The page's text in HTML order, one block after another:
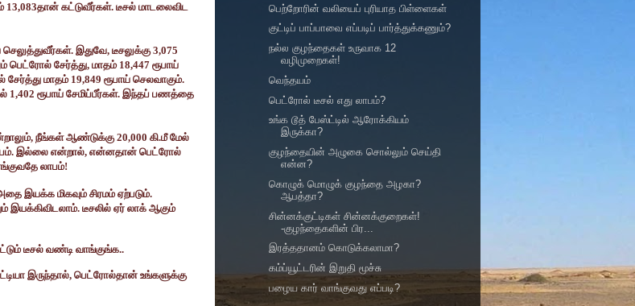
13,083தான் கட்டுவீர்கள். டீசல் மாடலைவிட
செலுத்துவீர்கள். இதுவே, டீசலுக்கு3,075
பெட்ரோல் சேர்த்து, மாதம் 18,447 ரூபாய்
மாதம்19,849 ரூபாய் செலவாகும்.
1,402 ரூபாய் சேமிப்பீர்கள். இந்தப் பணத்தை
, நீங்கள் ஆண்டுக்கு20,000 கி.மீ மேல்
இல்லை என்றால், என்னதான் பெட்ரோல்
லாபம்!
இயக்க மிகவும் சிரமம் ஏற்படும்.
டீசலில் ஏர் லாக் ஆகும்
டீசல் வண்டி வாங்குங்க..
இருந்தால், பெட்ரோல்தான் உங்களுக்கு
பெற்றோரின் வலியைப் புரியாத பிள்ளைகள்
குட்டிப் பாப்பாவை எப்படிப் பார்த்துக்கணும்?
நல்ல குழந்தைகள் உருவாக 12
வழிமுறைகள்!
வெந்தயம்
பெட்ரோல் டீசல் எது லாபம்?
உங்க டூத் பேஸ்ட்டில் ஆரோக்கியம்
இருக்கா?
குழந்தையின் அழுகை சொல்லும் செய்தி
என்ன?
கொழுக் மொழுக் குழந்தை அழகா?
ஆபத்தா?
சின்னக்குட்டிகள் சின்னக்குறைகள்!
-குழந்தைகளின் பிர...
இரத்ததானம் கொடுக்கலாமா?
கம்ப்யூட்டரின் இறுதி மூச்சு
பழைய கார் வாங்குவது எப்படி?